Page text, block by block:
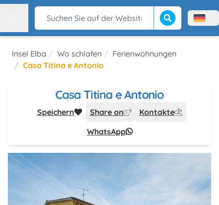
Suchen Sie auf der Website Suche beginnen
Menù
Insel Elba Wo schlafen
Ferienwohnungen
Casa Titina e Antonio
Casa Titina e Antonio
Speichern Share on
Kontakte
WhatsApp